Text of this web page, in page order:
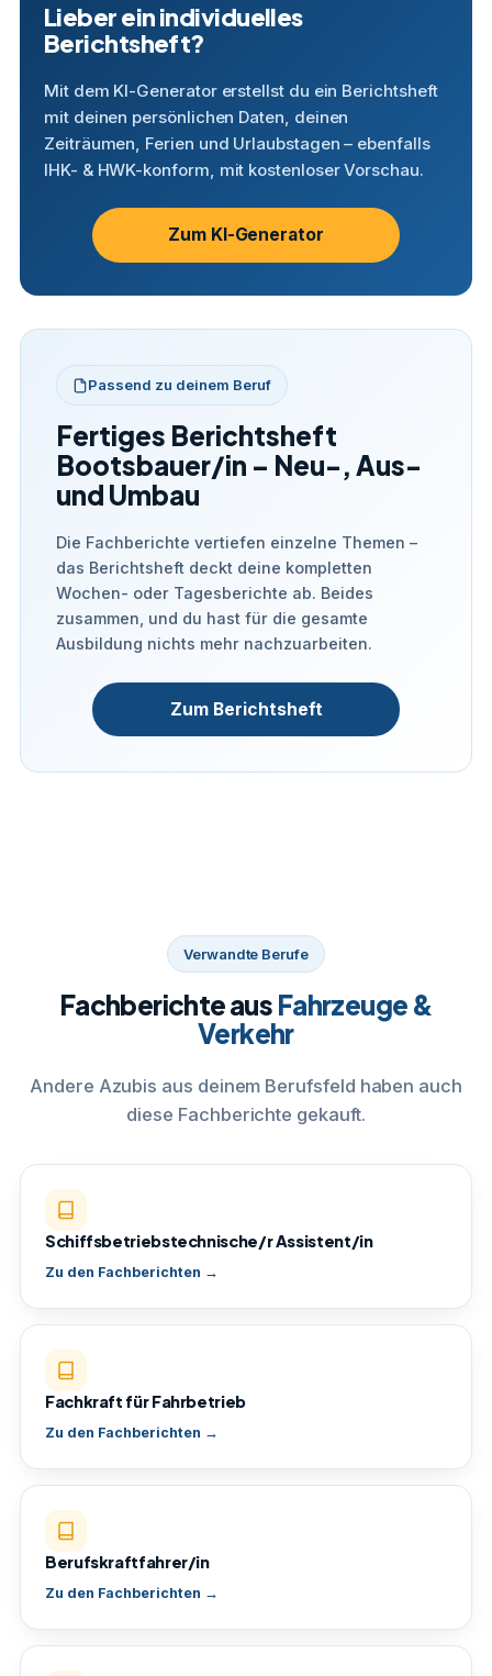
Lieber ein individuelles
Berichtsheft?
Mit dem KI-Generator erstellst du ein Berichtsheft
mit deinen persönlichen Daten, deinen
Zeiträumen, Ferien und Urlaubstagen – ebenfalls
IHK- & HWK-konform, mit kostenloser Vorschau.
Zum KI-Generator
Passend zu deinem Beruf
Fertiges Berichtsheft
Bootsbauer/in – Neu-, Aus-
und Umbau
Die Fachberichte vertiefen einzelne Themen –
das Berichtsheft deckt deine kompletten
Wochen- oder Tagesberichte ab. Beides
zusammen, und du hast für die gesamte
Ausbildung nichts mehr nachzuarbeiten.
Zum Berichtsheft
Verwandte Berufe
Fachberichte aus Fahrzeuge &
Verkehr
Andere Azubis aus deinem Berufsfeld haben auch
diese Fachberichte gekauft.
Schiffsbetriebstechnische/r Assistent/in
Zu den Fachberichten →
Fachkraft für Fahrbetrieb
Zu den Fachberichten →
Berufskraftfahrer/in
Zu den Fachberichten →